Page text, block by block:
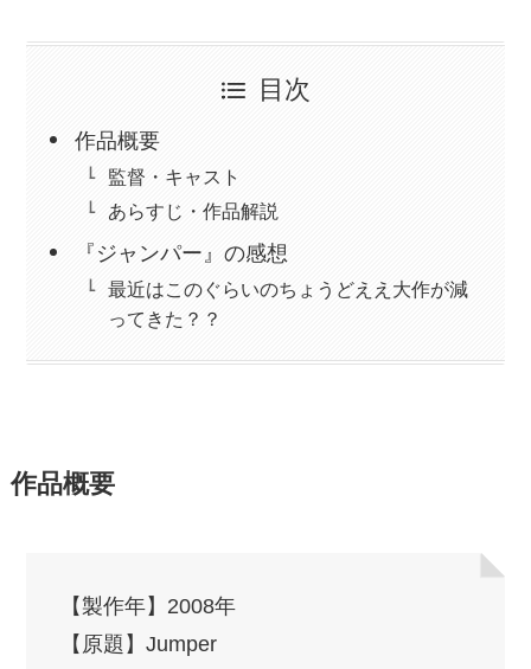
目次
作品概要
監督・キャスト
あらすじ・作品解説
『ジャンパー』の感想
最近はこのぐらいのちょうどええ大作が減
ってきた？？
作品概要
【製作年】2008年
【原題】Jumper